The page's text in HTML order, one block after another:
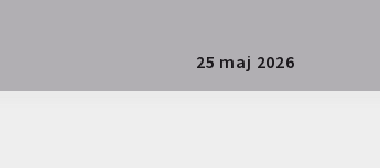
25 maj 2026